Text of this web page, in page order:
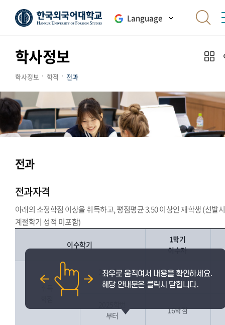
Language
학사정보
학사정보 학적 전과
전과
전과자격
아래의 소정학점 이상을 취득하고, 평점평균 3.50 이상인 재학생 (선발
계절학기 성적 미포함)
이수학기
1학기
이수자
2024학번
까지
17학점
부터
16학점